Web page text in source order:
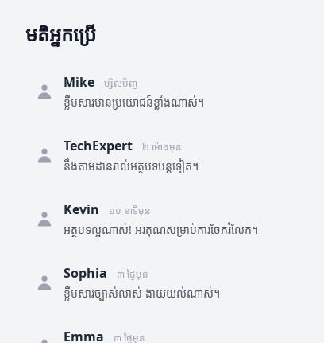
មតិអ្នកប្រើ
Mike ម្សិលមិញ
ខ្លឹមសារមានប្រយោជន៍ខ្លាំងណាស់។
TechExpert ២ ម៉ោងមុន
នឹងតាមដានរាល់អត្ថបទបន្តទៀត។
Kevin ១០ នាទីមុន
អត្ថបទល្អណាស់! អរគុណសម្រាប់ការចែករំលែក។
Sophia ៣ ថ្ងៃមុន
ខ្លឹមសារច្បាស់លាស់ ងាយយល់ណាស់។
Emma ៣ ថ្ងៃមុន